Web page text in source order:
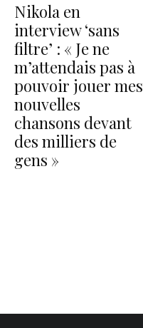
Nikola en
interview ‘sans
filtre’ : « Je ne
m’attendais pas à
pouvoir jouer mes
nouvelles
chansons devant
des milliers de
gens »